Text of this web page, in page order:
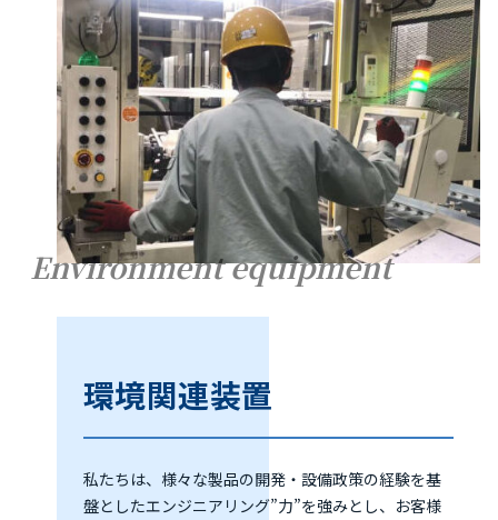
Environment equipment
環境関連装置
私たちは、様々な製品の開発・設備政策の経験を基
盤としたエンジニアリング”力”を強みとし、お客様